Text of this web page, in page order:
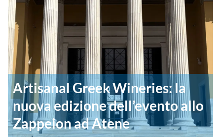
Artisanal Greek Wineries: la
nuova edizione dell’evento allo
Zappeion ad Atene